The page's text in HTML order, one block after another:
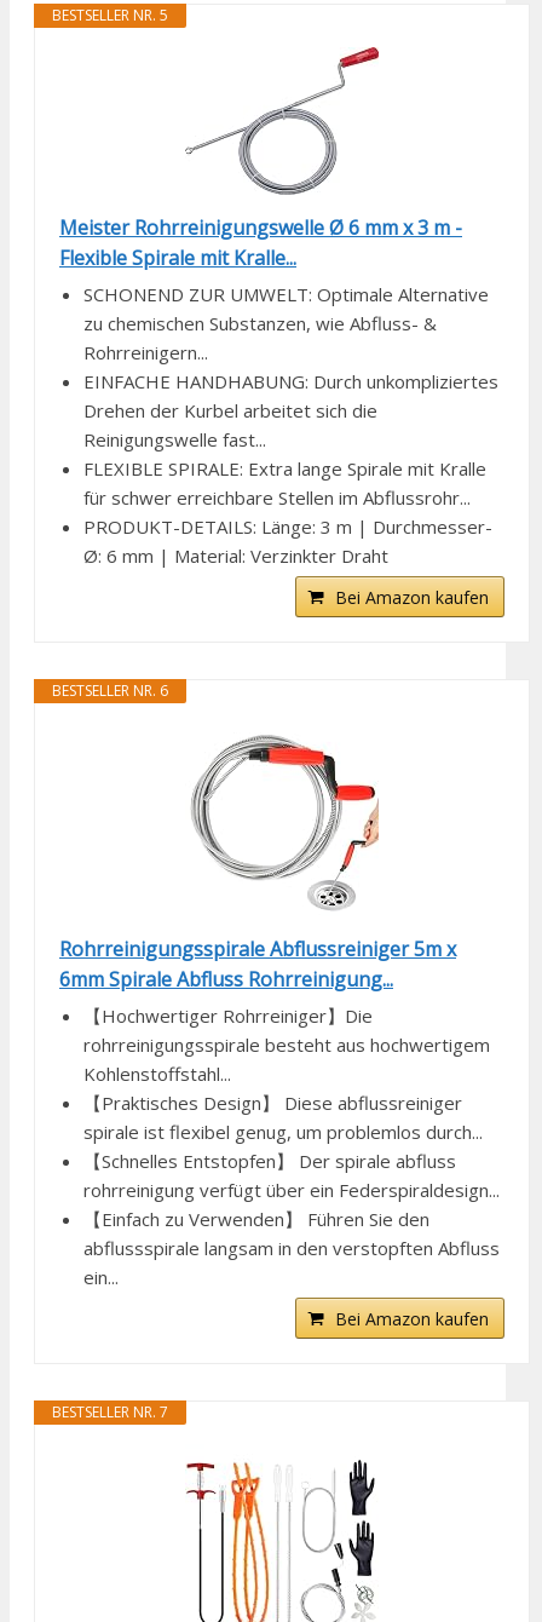
BESTSELLER NR. 5
Meister Rohrreinigungswelle Ø 6 mm x 3 m -
Flexible Spirale mit Kralle...
SCHONEND ZUR UMWELT: Optimale Alternative
zu chemischen Substanzen, wie Abfluss- &
Rohrreinigern...
EINFACHE HANDHABUNG: Durch unkompliziertes
Drehen der Kurbel arbeitet sich die
Reinigungswelle fast...
FLEXIBLE SPIRALE: Extra lange Spirale mit Kralle
für schwer erreichbare Stellen im Abflussrohr...
PRODUKT-DETAILS: Länge: 3 m | Durchmesser-
Ø: 6 mm | Material: Verzinkter Draht
Bei Amazon kaufen
BESTSELLER NR. 6
Rohrreinigungsspirale Abflussreiniger 5m x
6mm Spirale Abfluss Rohrreinigung...
【Hochwertiger Rohrreiniger】Die
rohrreinigungsspirale besteht aus hochwertigem
Kohlenstoffstahl...
【Praktisches Design】 Diese abflussreiniger
spirale ist flexibel genug, um problemlos durch...
【Schnelles Entstopfen】 Der spirale abfluss
rohrreinigung verfügt über ein Federspiraldesign...
【Einfach zu Verwenden】 Führen Sie den
abflussspirale langsam in den verstopften Abfluss
ein...
Bei Amazon kaufen
BESTSELLER NR. 7